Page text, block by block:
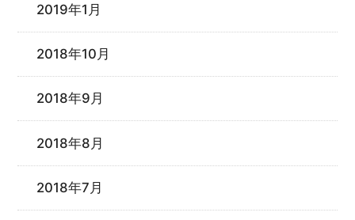
2019年1月
2018年10月
2018年9月
2018年8月
2018年7月